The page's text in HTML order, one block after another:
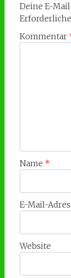
Deine E-
Kommentar
Name *
E-Mail-
Website